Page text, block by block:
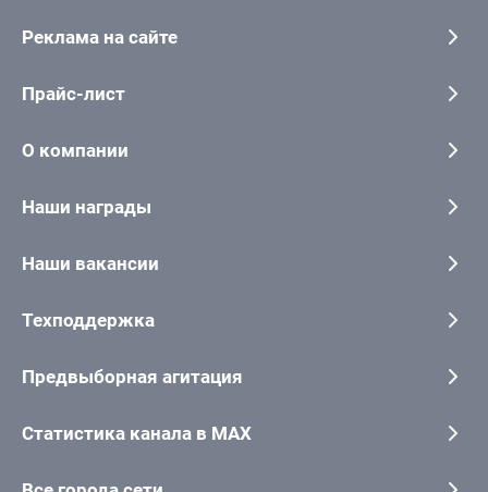
Реклама на сайте
Прайс-лист
О компании
Наши награды
Наши вакансии
Техподдержка
Предвыборная агитация
Статистика канала в MAX